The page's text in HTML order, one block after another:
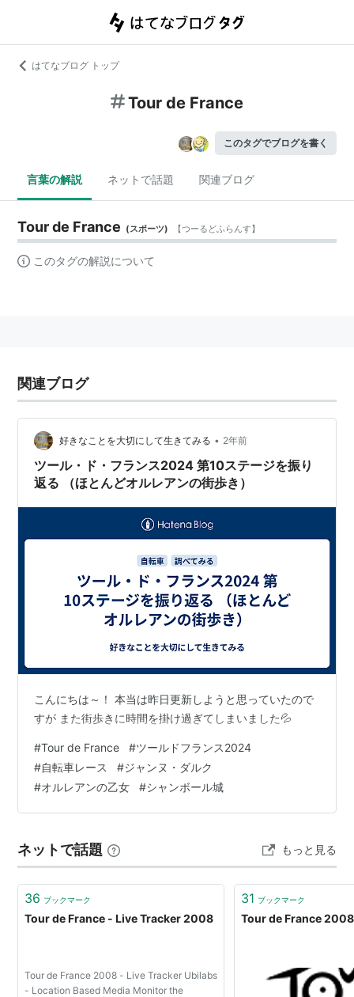
はてなブログ トップ
Tour de France
このタグでブログを書く
言葉の解説 ネットで話題 関連ブログ
Tour de France (スポーツ) 【つーるどふらんす】
このタグの解説について
関連ブログ
好きなことを大切にして生きてみる • 2年前
ツール・ド・フランス2024 第10ステージを振り
返る （ほとんどオルレアンの街歩き）
こんにちは～！ 本当は昨日更新しようと思っていたので
すが また街歩きに時間を掛け過ぎてしまいました💦
#Tour de France #ツールドフランス2024
#自転車レース #ジャンヌ・ダルク
#オルレアンの乙女 #シャンボール城
ネットで話題 もっと見る
36 ブックマーク
Tour de France - Live Tracker 2008
Tour de France 2008 - Live Tracker Ubilabs
- Location Based Media Monitor the
31 ブックマーク
Tour de France 2008